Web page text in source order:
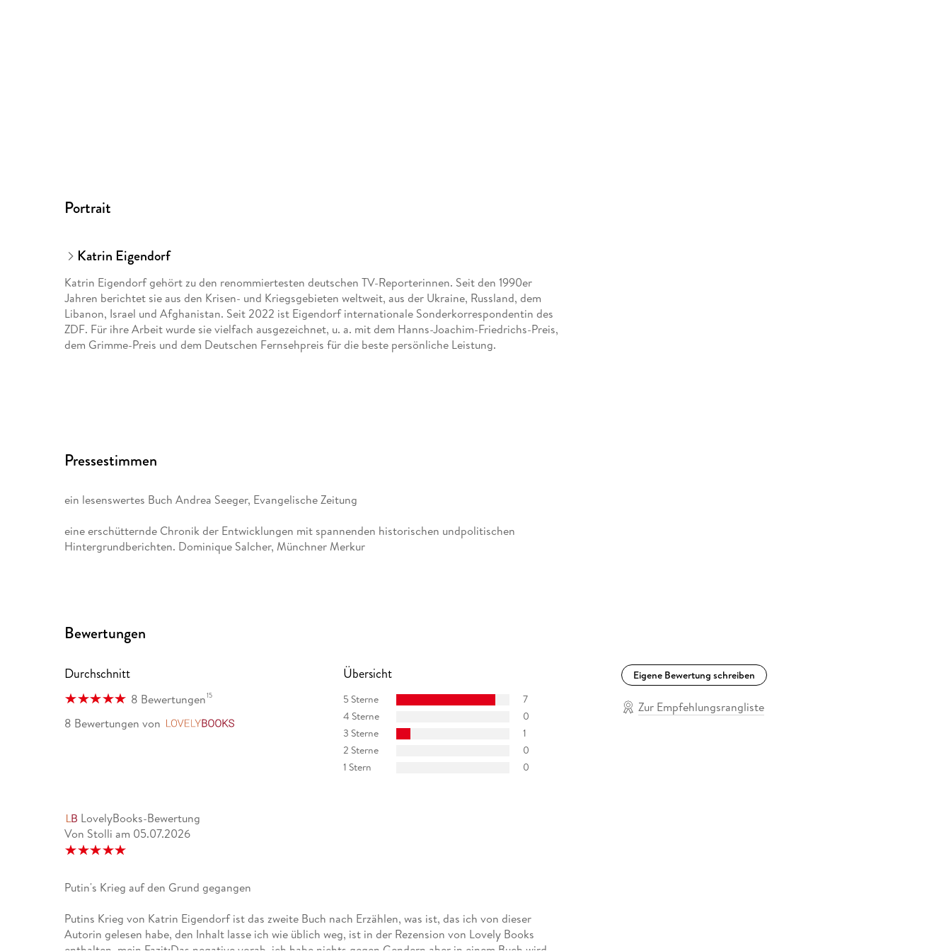
Portrait
Katrin Eigendorf
Katrin Eigendorf gehört zu den renommiertesten deutschen TV-Reporterinnen. Seit den 1990er
Jahren berichtet sie aus den Krisen- und Kriegsgebieten weltweit, aus der Ukraine, Russland, dem
Libanon, Israel und Afghanistan. Seit 2022 ist Eigendorf internationale Sonderkorrespondentin des
ZDF. Für ihre Arbeit wurde sie vielfach ausgezeichnet, u. a. mit dem Hanns-Joachim-Friedrichs-Preis,
dem Grimme-Preis und dem Deutschen Fernsehpreis für die beste persönliche Leistung.
Pressestimmen
ein lesenswertes Buch Andrea Seeger, Evangelische Zeitung
eine erschütternde Chronik der Entwicklungen mit spannenden historischen undpolitischen
Hintergrundberichten. Dominique Salcher, Münchner Merkur
Bewertungen
Durchschnitt
8 Bewertungen15
8 Bewertungen von
Übersicht
5 Sterne
7
4 Sterne
0
3 Sterne
1
2 Sterne
0
1 Stern
0
Eigene Bewertung schreiben
Zur Empfehlungsrangliste
LovelyBooks-Bewertung
Von Stolli am 05.07.2026
Putin's Krieg auf den Grund gegangen
Putins Krieg von Katrin Eigendorf ist das zweite Buch nach Erzählen, was ist, das ich von dieser
Autorin gelesen habe, den Inhalt lasse ich wie üblich weg, ist in der Rezension von Lovely Books